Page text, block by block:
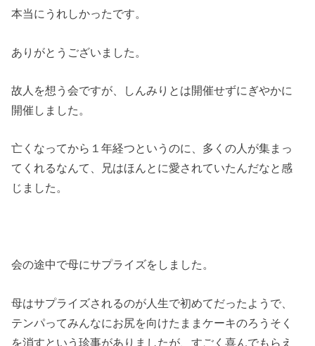
本当にうれしかったです。
ありがとうございました。
故人を想う会ですが、しんみりとは開催せずにぎやかに
開催しました。
亡くなってから１年経つというのに、多くの人が集まっ
てくれるなんて、兄はほんとに愛されていたんだなと感
じました。
会の途中で母にサプライズをしました。
母はサプライズされるのが人生で初めてだったようで、
テンパってみんなにお尻を向けたままケーキのろうそく
を消すという珍事がありましたが、すごく喜んでもらえ